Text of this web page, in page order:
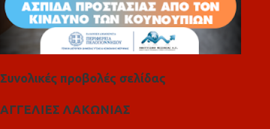
Συνολικές προβολές σελίδας
ΑΓΓΕΛΙΕΣ ΛΑΚΩΝΙΑΣ